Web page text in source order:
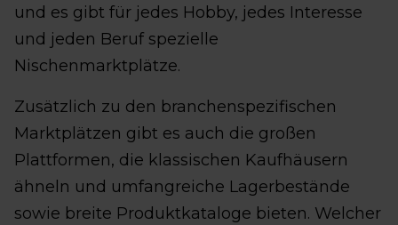
und es gibt für jedes Hobby, jedes Interesse
und jeden Beruf spezielle
Nischenmarktplätze.
Zusätzlich zu den branchenspezifischen
Marktplätzen gibt es auch die großen
Plattformen, die klassischen Kaufhäusern
ähneln und umfangreiche Lagerbestände
sowie breite Produktkataloge bieten. Welcher